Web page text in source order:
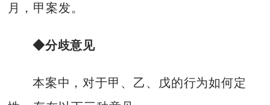
月，甲案发。
◆分歧意见
本案中，对于甲、乙、戊的行为如何定